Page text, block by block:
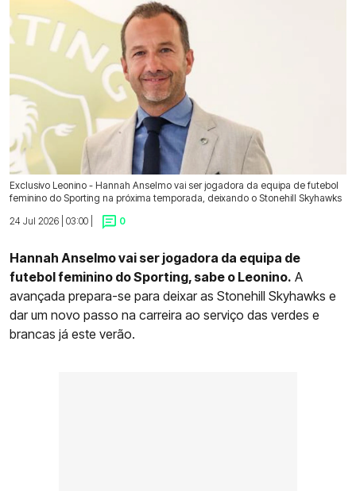
Exclusivo Leonino - Hannah Anselmo vai ser jogadora da equipa de futebol
feminino do Sporting na próxima temporada, deixando o Stonehill Skyhawks
24 Jul 2026 | 03:00 |
0
Hannah Anselmo vai ser jogadora da equipa de
futebol feminino do Sporting, sabe o Leonino. A
avançada prepara-se para deixar as Stonehill Skyhawks e
dar um novo passo na carreira ao serviço das verdes e
brancas já este verão.